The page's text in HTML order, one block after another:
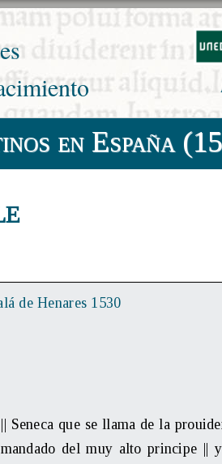
en España
de Henares 1530
que se llama de la
del muy alto principe ||